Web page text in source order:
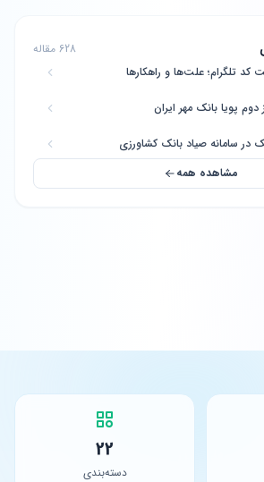
628 مقاله
تلگرام؛ علت‌ها و راهکارها
پویا بانک مهر ایران
در سامانه صیاد بانک کشاورزی
مشاهده همه
22
دسته‌بندی